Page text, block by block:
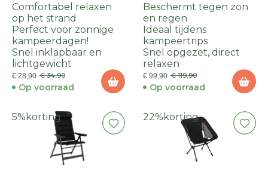
Comfortabel relaxen
op het strand
Perfect voor zonnige
kampeerdagen!
Snel inklapbaar en
lichtgewicht
€ 28,90 € 34,90
Op voorraad
Beschermt tegen zon
en regen
Ideaal tijdens
kampeertrips
Snel opgezet, direct
relaxen
€ 99,90 € 119,90
Op voorraad
5% korting 22% korting